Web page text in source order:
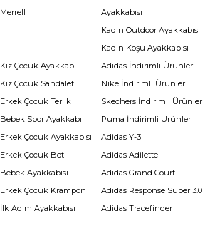
Merrell
Ayakkabısı
Kadın Outdoor Ayakkabısı
Kadın Koşu Ayakkabısı
Kız Çocuk Ayakkabı
Kız Çocuk Sandalet
Erkek Çocuk Terlik
Bebek Spor Ayakkabı
Erkek Çocuk Ayakkabısı
Erkek Çocuk Bot
Bebek Ayakkabısı
Erkek Çocuk Krampon
İlk Adım Ayakkabısı
Adidas İndirimli Ürünler
Nike İndirimli Ürünler
Skechers İndirimli Ürünler
Puma İndirimli Ürünler
Adidas Y-3
Adidas Adilette
Adidas Grand Court
Adidas Response Super 3.0
Adidas Tracefinder